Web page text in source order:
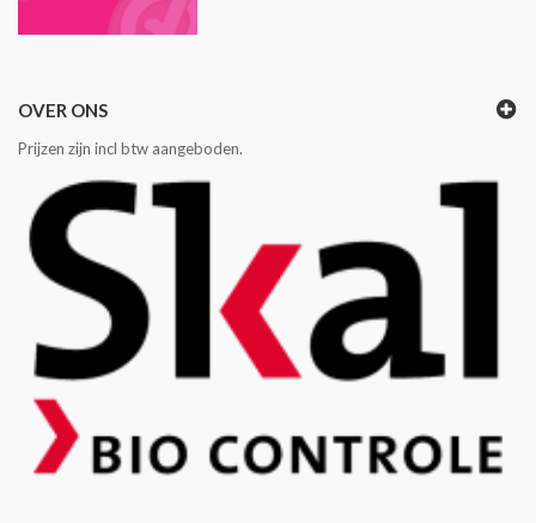
OVER ONS
Prijzen zijn incl btw aangeboden.